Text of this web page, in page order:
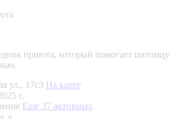
приюта, который помогает питомцу
ул., 17с3 На карте
г.
Еще 37 активных